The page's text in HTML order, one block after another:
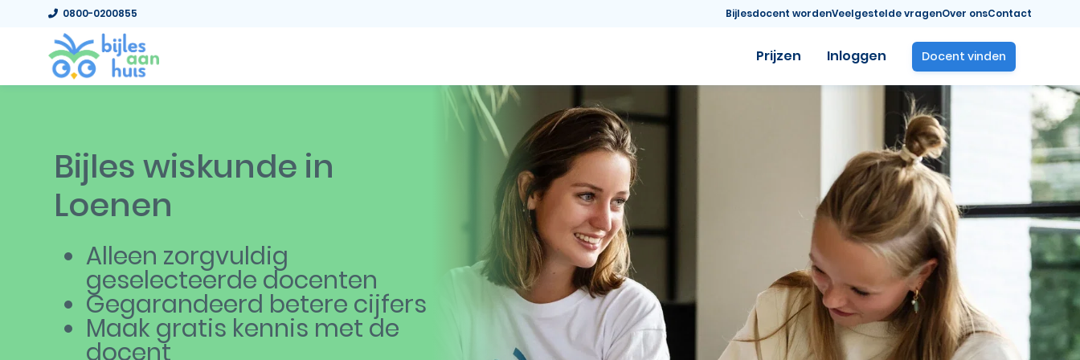
0800-0200855 Bijlesdocent wordenVeelgestelde vragenOver onsContact
Prijzen Inloggen Docent vinden
Bijles wiskunde in
Loenen
Alleen zorgvuldig
geselecteerde docenten
Gegarandeerd betere cijfers
Maak gratis kennis met de
docent